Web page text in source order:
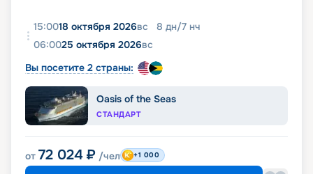
15:0018 октября 2026вс 8 дн/7 нч
06:0025 октября 2026вс
Вы посетите 2 страны:
Oasis of the Seas
СТАНДАРТ
от 72 024 ₽ /чел +1 000